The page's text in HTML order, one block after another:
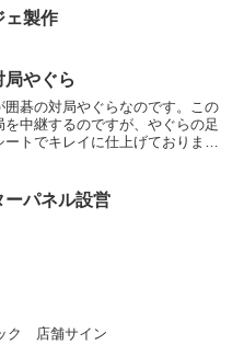
ェ製作
局やぐら
碁の対局やぐらなのです。この
を中継するのですが、やぐらの足
トでキレイに仕上げておりま
ーパネル設営
ク 店舗サイン